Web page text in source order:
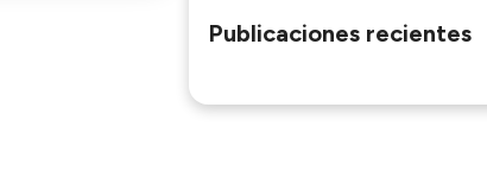
Publicaciones recientes